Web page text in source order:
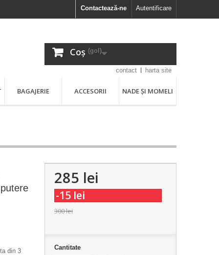
Autentificare
Contactează-ne
Coș (gol)
contact harta site
BAGAJERIE ACCESORII NADE ȘI MOMELI
din 3
285 lei
-15 lei
300 lei
Cantitate